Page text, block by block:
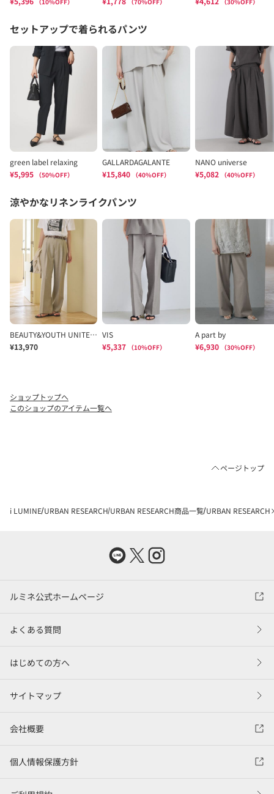
ショップトップへ
このショップのアイテム一覧へ
ページトップ
i LUMINE URBAN RESEARCH URBAN RESEARCH商品一覧 URBAN
ルミネ公式ホームページ
よくある質問
はじめての方へ
サイトマップ
会社概要
個人情報保護方針